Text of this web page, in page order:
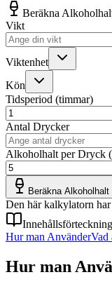
Beräkna
Vikt
Viktenhet
Kön
Tidsperiod (timmar)
Antal Drycker
Alkoholhalt per Dryck
Beräkna Alkoholhalt
Den här kalkylatorn
Innehållsförteckning
Hur man AnvänderVad
Hur man